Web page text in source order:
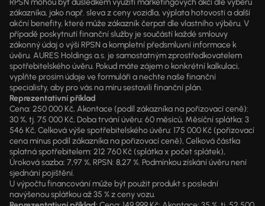
zákazníka, jako např. sleva z ceny vozidla, výplata hotovosti a další
akční benefity, které může zákazník čerpat dle vlastního výběru. V
případě poskytnutí finanční služby je součástí každé smlouvy
zákonný údaj o výši RPSN a kompletní předsmluvní informace k
úvěru. AURES Holdings a.s. je samostatným zprostředkovatelem
spotřebitelského úvěru. Pokud máte zájem o konkrétní kalkulaci,
vyplňte prosím údaje ve formuláři a nechte naše finanční
specialisty, aby pro vás na míru sestavili finanční plán.
Reprezentativní příklad
Cena: 250 000 Kč, Akontace (podíl zákazníka na pořizovací ceně):
30 %, tj. 75 000 Kč, Doba trvání úvěru: 60 měsíců, Měsíční splátka: 3
546 Kč, Celková výše spotřebitelského úvěru: 175 000 Kč (pořizovací
cena mínus podíl zákazníka na pořizovací ceně), Celková částka
splatná spotřebitelem: 212 760 Kč (splátka x počet splátek),
Úroková sazba: 7,97 %, RPSN: 8,27 %. Podmínkou získání úvěru není
sjednání pojištění.
U výpočtu financování může být použit produkt s poslední
navýšenou splátkou až 35 % z ceny vozu.